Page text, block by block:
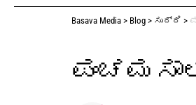
Basava Media > Blog > ಸುದ್ದಿ >